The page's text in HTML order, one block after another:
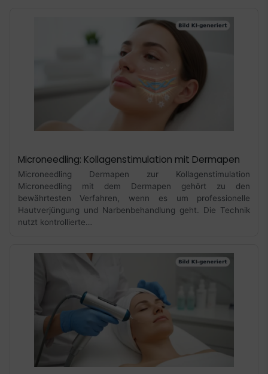
Microneedling: Kollagenstimulation mit Dermapen
Microneedling Dermapen zur Kollagenstimulation
Microneedling mit dem Dermapen gehört zu den
bewährtesten Verfahren, wenn es um professionelle
Hautverjüngung und Narbenbehandlung geht. Die Technik
nutzt kontrollierte…